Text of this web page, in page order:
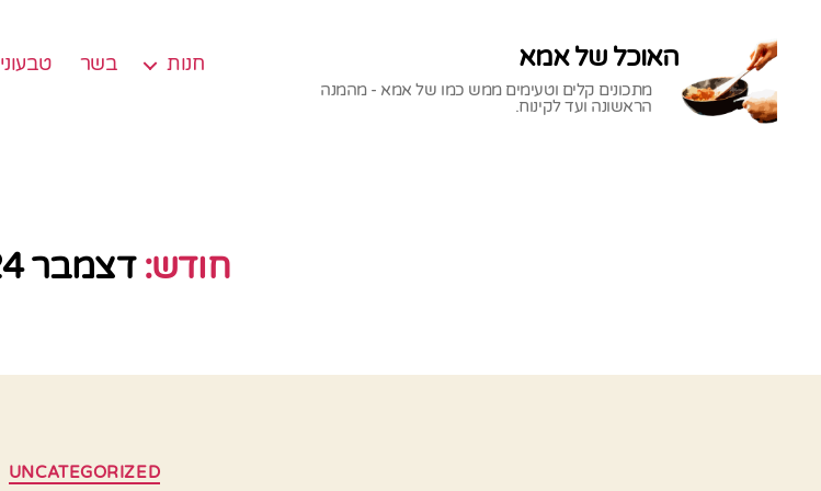
האוכל של אמא
מתכונים קלים וטעימים ממש כמו של אמא - מהמנה
הראשונה ועד לקינוח.
חנות בשר טבעוני
חודש: דצמבר 2024
קטגוריות
UNCATEGORIZED